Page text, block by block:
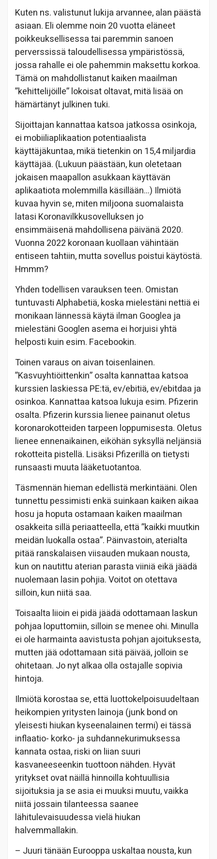
Kuten ns. valistunut lukija arvannee, alan päästä
asiaan. Eli olemme noin 20 vuotta eläneet
poikkeuksellisessa tai paremmin sanoen
perverssissä taloudellisessa ympäristössä,
jossa rahalle ei ole pahemmin maksettu korkoa.
Tämä on mahdollistanut kaiken maailman
”kehittelijöille” lokoisat oltavat, mitä lisää on
hämärtänyt julkinen tuki.
Sijoittajan kannattaa katsoa jatkossa osinkoja,
ei mobiiliaplikaation potentiaalista
käyttäjäkuntaa, mikä tietenkin on 15,4 miljardia
käyttäjää. (Lukuun päästään, kun oletetaan
jokaisen maapallon asukkaan käyttävän
aplikaatiota molemmilla käsillään…) Ilmiötä
kuvaa hyvin se, miten miljoona suomalaista
latasi Koronavilkkusovelluksen jo
ensimmäisenä mahdollisena päivänä 2020.
Vuonna 2022 koronaan kuollaan vähintään
entiseen tahtiin, mutta sovellus poistui käytöstä.
Hmmm?
Yhden todellisen varauksen teen. Omistan
tuntuvasti Alphabetiä, koska mielestäni nettiä ei
monikaan lännessä käytä ilman Googlea ja
mielestäni Googlen asema ei horjuisi yhtä
helposti kuin esim. Facebookin.
Toinen varaus on aivan toisenlainen.
”Kasvuyhtiöittenkin” osalta kannattaa katsoa
kurssien laskiessa PE:tä, ev/ebitiä, ev/ebitdaa ja
osinkoa. Kannattaa katsoa lukuja esim. Pfizerin
osalta. Pfizerin kurssia lienee painanut oletus
koronarokotteiden tarpeen loppumisesta. Oletus
lienee ennenaikainen, eiköhän syksyllä neljänsiä
rokotteita pistellä. Lisäksi Pfizerillä on tietysti
runsaasti muuta lääketuotantoa.
Täsmennän hieman edellistä merkintääni. Olen
tunnettu pessimisti enkä suinkaan kaiken aikaa
hosu ja hoputa ostamaan kaiken maailman
osakkeita sillä periaatteella, että ”kaikki muutkin
meidän luokalla ostaa”. Päinvastoin, aterialta
pitää ranskalaisen viisauden mukaan nousta,
kun on nautittu aterian parasta viiniä eikä jäädä
nuolemaan lasin pohjia. Voitot on otettava
silloin, kun niitä saa.
Toisaalta liioin ei pidä jäädä odottamaan laskun
pohjaa loputtomiin, silloin se menee ohi. Minulla
ei ole harmainta aavistusta pohjan ajoituksesta,
mutten jää odottamaan sitä päivää, jolloin se
ohitetaan. Jo nyt alkaa olla ostajalle sopivia
hintoja.
Ilmiötä korostaa se, että luottokelpoisuudeltaan
heikompien yritysten lainoja (junk bond on
yleisesti hiukan kyseenalainen termi) ei tässä
inflaatio- korko- ja suhdannekurimuksessa
kannata ostaa, riski on liian suuri
kasvaneeseenkin tuottoon nähden. Hyvät
yritykset ovat näillä hinnoilla kohtuullisia
sijoituksia ja se asia ei muuksi muutu, vaikka
niitä jossain tilanteessa saanee
lähitulevaisuudessa vielä hiukan
halvemmallakin.
– Juuri tänään Eurooppa uskaltaa nousta, kun